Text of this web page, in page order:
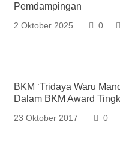
Pemdampingan
2 Oktober 2025 0
BKM ‘Tridaya Waru
Dalam BKM Award
23 Oktober 2017 0